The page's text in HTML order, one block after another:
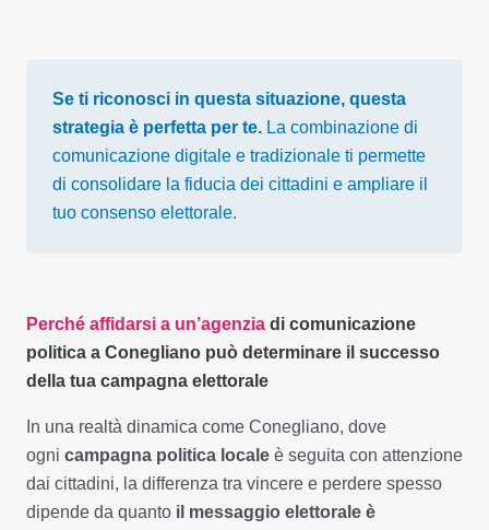
Se ti riconosci in questa situazione, questa
strategia è perfetta per te. La combinazione di
comunicazione digitale e tradizionale ti permette
di consolidare la fiducia dei cittadini e ampliare il
tuo consenso elettorale.
Perché affidarsi a un’agenzia di comunicazione
politica a Conegliano può determinare il successo
della tua campagna elettorale
In una realtà dinamica come Conegliano, dove
ogni campagna politica locale è seguita con attenzione
dai cittadini, la differenza tra vincere e perdere spesso
dipende da quanto il messaggio elettorale è